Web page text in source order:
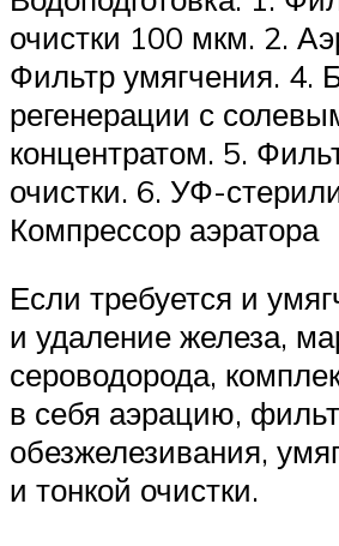
очистки 100 мкм. 2.
Фильтр умягчения. 4.
регенерации с
концентратом. 5.
очистки. 6. УФ-
Компрессор аэратора
Если требуется и
и удаление железа,
сероводорода,
в себя аэрацию,
обезжелезивания,
и тонкой очистки.